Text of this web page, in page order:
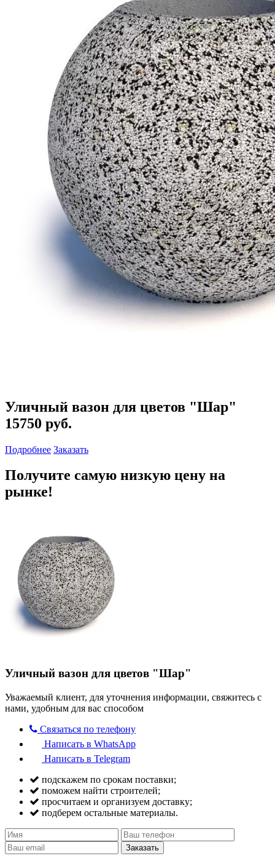
Уличный вазон для цветов "Шар"
15750 руб.
Подробнее Заказать
Получите самую низкую цену на
рынке!
Уличный вазон для цветов "Шар"
Уважаемый клиент, для уточнения информации, свяжитесь с
нами, удобным для вас способом
Связаться по телефону
Написать в WhatsApp
Написать в Telegram
подскажем по срокам поставки;
поможем найти строителей;
просчитаем и организуем доставку;
подберем остальные материалы.
Заказать